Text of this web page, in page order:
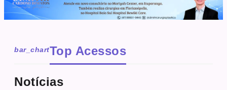
bar_chartTop Acessos
Notícias